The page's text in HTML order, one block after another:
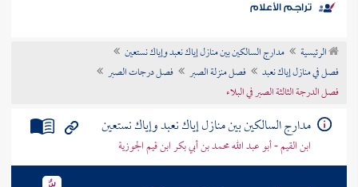
موضوعي
تراجم الأعلام
الرئيسية
مدارج السالكين بين منازل إياك نعبد وإياك نستعين
فصل في منازل إياك نعبد
فصل منزلة الصبر
فصل درجات الصبر
فصل الدرجة الثالثة الصبر في البلاء
مدارج السالكين بين منازل إياك نعبد وإياك نستعين
ابن القيم - أبو عبد الله محمد بن أبي بكر ابن قيم الجوزية